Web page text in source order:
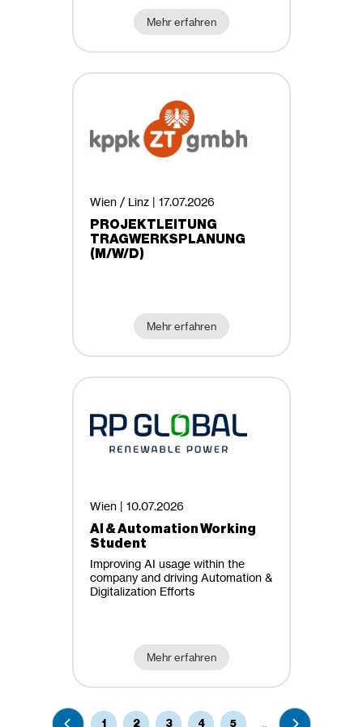
Mehr erfahren
Wien / Linz | 17.07.2026
PROJEKTLEITUNG
TRAGWERKSPLANUNG
(M/W/D)
Mehr erfahren
Wien | 10.07.2026
AI & Automation Working
Student
Improving AI usage within the
company and driving Automation &
Digitalization Efforts
Mehr erfahren
1 2 3 4 5 …